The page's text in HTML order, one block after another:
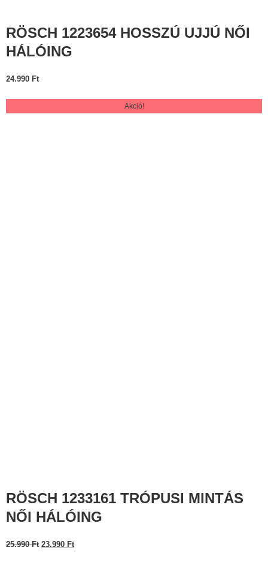
RÖSCH 1223654 HOSSZÚ UJJÚ NŐI
HÁLÓING
24.990 Ft
Akció!
RÖSCH 1233161 TRÓPUSI MINTÁS
NŐI HÁLÓING
25.990Ft 23.990 Ft